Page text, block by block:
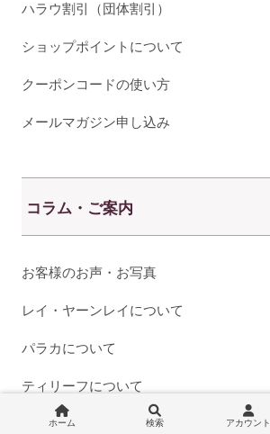
ハラウ割引（団体割引）
ショップポイントについて
クーポンコードの使い方
メールマガジン申し込み
コラム・ご案内
お客様のお声・お写真
レイ・ヤーンレイについて
パラカについて
ティリーフについて
イプとイプヘケについて
ホーム 検索 アカウント